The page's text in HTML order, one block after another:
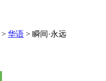
> 华语 > 瞬间·永远